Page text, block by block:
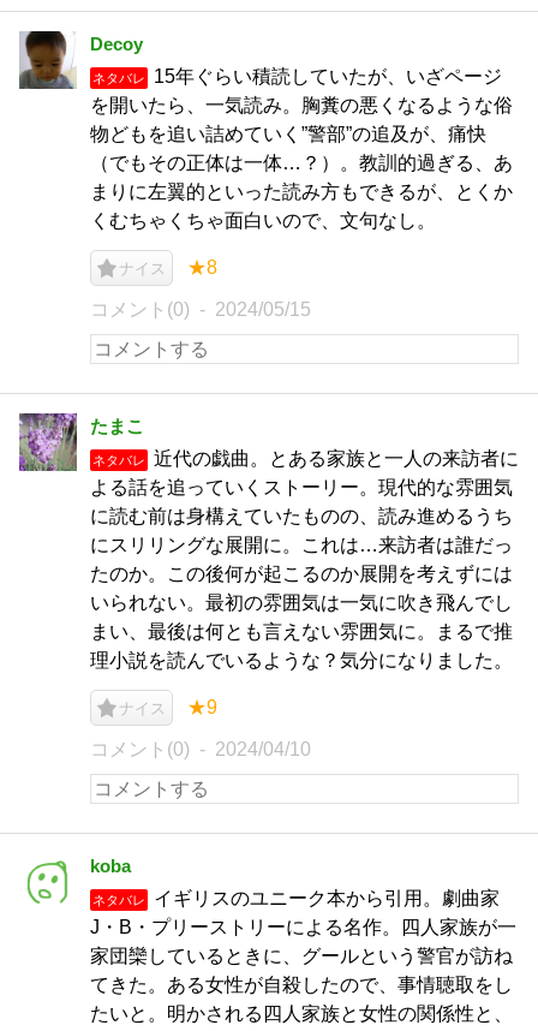
Decoy
ネタバレ
15年ぐらい積読していたが、いざページ
を開いたら、一気読み。胸糞の悪くなるような俗
物どもを追い詰めていく”警部”の追及が、痛快
（でもその正体は一体…？）。教訓的過ぎる、あ
まりに左翼的といった読み方もできるが、とくか
くむちゃくちゃ面白いので、文句なし。
ナイス ★8
コメント(0) 2024/05/15
たまこ
ネタバレ
近代の戯曲。とある家族と一人の来訪者に
よる話を追っていくストーリー。現代的な雰囲気
に読む前は身構えていたものの、読み進めるうち
にスリリングな展開に。これは…来訪者は誰だっ
たのか。この後何が起こるのか展開を考えずには
いられない。最初の雰囲気は一気に吹き飛んでし
まい、最後は何とも言えない雰囲気に。まるで推
理小説を読んでいるような？気分になりました。
ナイス ★9
コメント(0) 2024/04/10
koba
ネタバレ
イギリスのユニーク本から引用。劇曲家
J・B・プリーストリーによる名作。四人家族が一
家団欒しているときに、グールという警官が訪ね
てきた。ある女性が自殺したので、事情聴取をし
たいと。明かされる四人家族と女性の関係性と、